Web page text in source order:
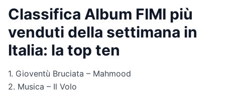
Classifica Album FIMI più
venduti della settimana in
Italia: la top ten
1. Gioventù Bruciata – Mahmood
2. Musica – Il Volo